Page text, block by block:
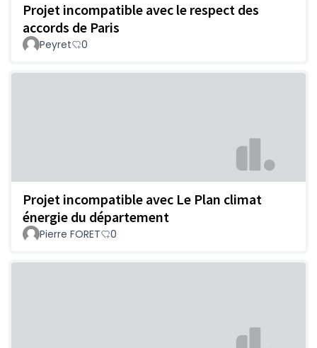
Projet incompatible avec le respect des
accords de Paris
Peyret 0
Projet incompatible avec Le Plan climat
énergie du département
Pierre FORET 0